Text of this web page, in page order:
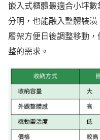
嵌入式櫃體最適合小坪
分明，也能融入整體裝
層架方便日後調整移動
整的需求。